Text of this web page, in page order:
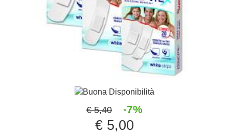
Buona Disponibilità
€ 5,40 -7%
€ 5,00